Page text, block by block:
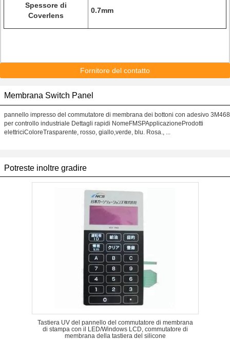
Spessore di
Coverlens
0.7mm
Fornitore del contatto
Membrana Switch Panel
pannello impresso del commutatore di membrana dei bottoni con adesivo 3M468
per controllo industriale Dettagli rapidi NomeFMSPApplicazioneProdotti
elettriciColoreTrasparente, rosso, giallo,verde, blu. Rosa., ...
Potreste inoltre gradire
Tastiera UV del pannello del commutatore di membrana
di stampa con il LED/Windows LCD, commutatore di
membrana della tastiera del silicone